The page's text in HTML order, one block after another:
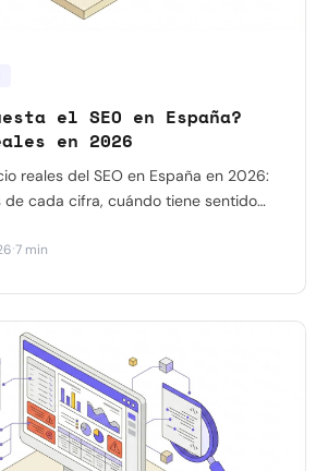
el SEO en España?
en 2026
reales del SEO en España en 2026:
cada cifra, cuándo tiene sentido
·7 min